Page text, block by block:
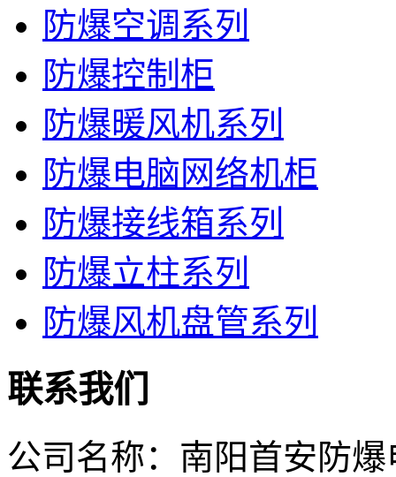
防爆空调系列
防爆控制柜
防爆暖风机系列
防爆电脑网络机柜
防爆接线箱系列
防爆立柱系列
防爆风机盘管系列
联系我们
公司名称：南阳首安防